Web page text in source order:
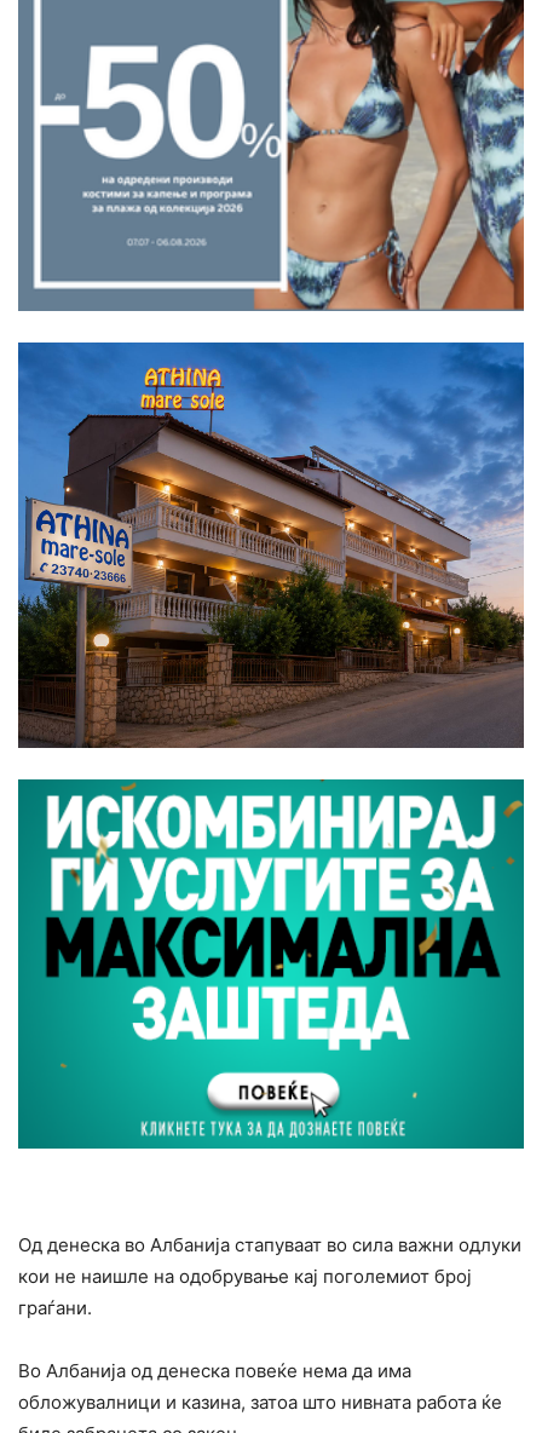
Од денеска во Албанија стапуваат во сила важни одлуки
кои не наишле на одобрување кај поголемиот број
граѓани.
Во Албанија од денеска повеќе нема да има
обложувалници и казина, затоа што нивната работа ќе